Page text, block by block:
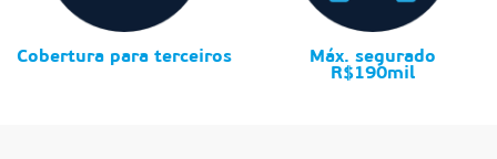
Cobertura para terceiros
Máx. segurado
R$190mil